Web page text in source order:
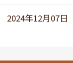
2024年12月07日